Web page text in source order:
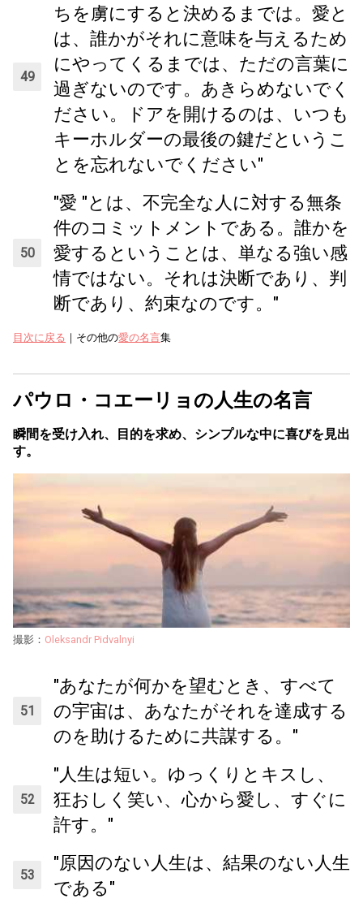
ちを虜にすると決めるまでは。愛と
は、誰かがそれに意味を与えるため
にやってくるまでは、ただの言葉に
過ぎないのです。あきらめないでく
ださい。ドアを開けるのは、いつも
キーホルダーの最後の鍵だというこ
とを忘れないでください"
"愛 "とは、不完全な人に対する無条
件のコミットメントである。誰かを
愛するということは、単なる強い感
情ではない。それは決断であり、判
断であり、約束なのです。"
目次に戻る ｜その他の愛の名言集
パウロ・コエーリョの人生の名言
瞬間を受け入れ、目的を求め、シンプルな中に喜びを見出
す。
撮影： Oleksandr Pidvalnyi
"あなたが何かを望むとき、すべて
の宇宙は、あなたがそれを達成する
のを助けるために共謀する。"
"人生は短い。ゆっくりとキスし、
狂おしく笑い、心から愛し、すぐに
許す。"
"原因のない人生は、結果のない人生
である"